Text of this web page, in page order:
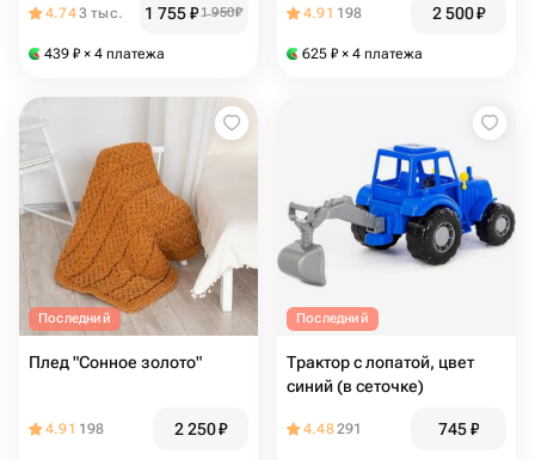
4.743 тыс. 1 755₽1 950₽
439 ₽ × 4 платежа
4.91 198 2 500₽
625 ₽ × 4 платежа
Последний
Плед "Сонное золото"
4.91 198 2 250₽
Последний
Трактор с лопатой, цвет
синий (в сеточке)
4.48291 745₽